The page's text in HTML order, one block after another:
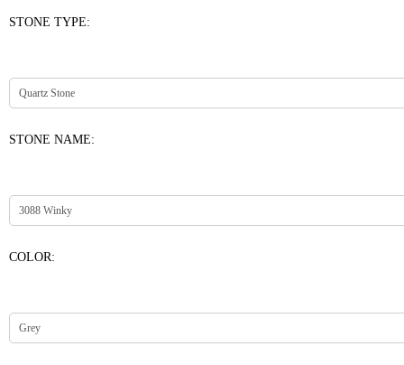
STONE TYPE:
STONE NAME:
COLOR: